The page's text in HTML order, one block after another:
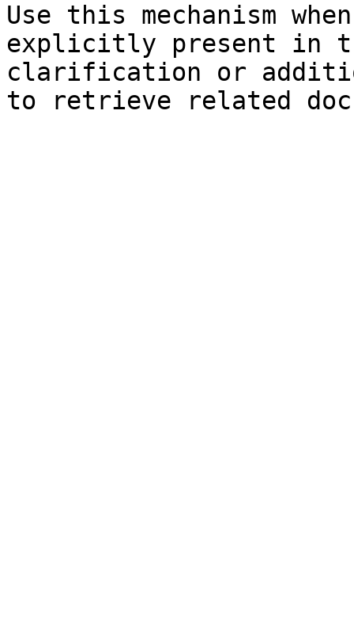
Use this mechanism
explicitly present in
clarification or